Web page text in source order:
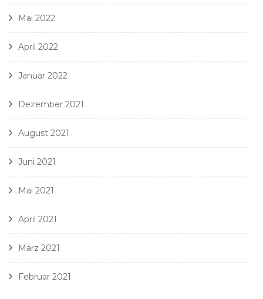
Mai 2022
April 2022
Januar 2022
Dezember 2021
August 2021
Juni 2021
Mai 2021
April 2021
März 2021
Februar 2021